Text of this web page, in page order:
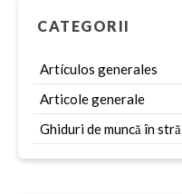
CATEGORII
Artículos generales
Articole generale
Ghiduri de muncă în